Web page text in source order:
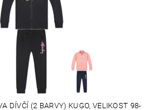
DÍVČÍ (2 BARVY) KUGO, VELIKOST 98-